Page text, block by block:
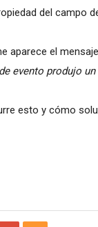
del campo
aparece el
evento produjo
esto y cómo